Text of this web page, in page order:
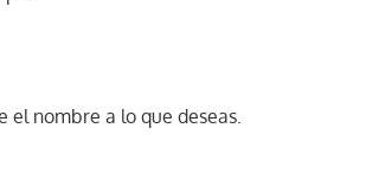
nombre a lo que deseas.